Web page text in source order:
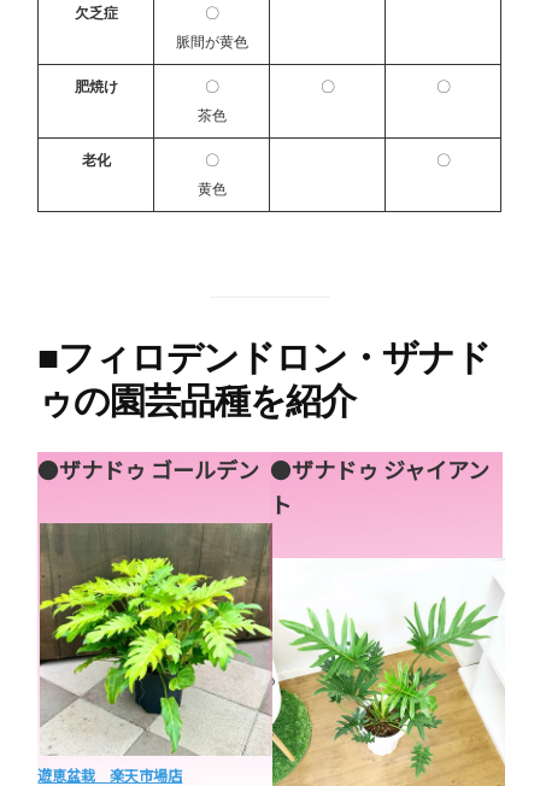
欠乏症
〇
脈間が黄色
肥焼け
〇
茶色
〇 〇
老化
〇
黄色
〇
■フィロデンドロン・ザナド
ゥの園芸品種を紹介
●ザナドゥ ゴールデン
遊恵盆栽 楽天市場店
●ザナドゥ ジャイアン
ト